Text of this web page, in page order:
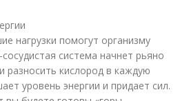
нагрузки помогут организму
система начнет рьяно
разносить кислород в каждую
уровень энергии и придает сил.